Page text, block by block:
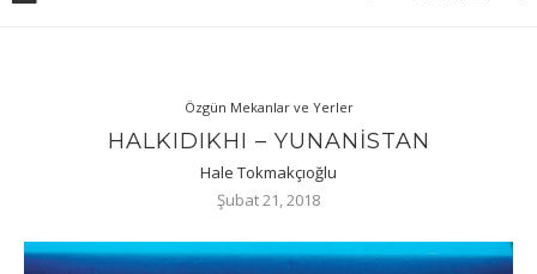
Özgün Mekanlar ve Yerler
HALKIDIKHI – YUNANİSTAN
Hale Tokmakçıoğlu
Şubat 21, 2018